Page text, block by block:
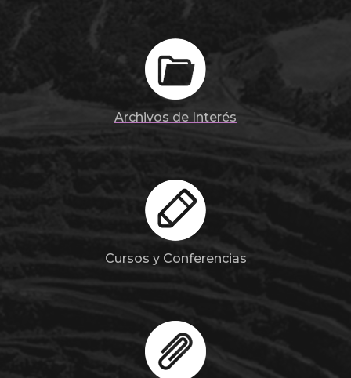
Archivos de Interés
Cursos y Conferencias